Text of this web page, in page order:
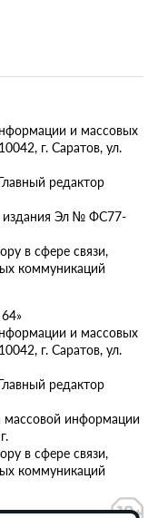
и массовых
г. Саратов, ул.
редактор
издания Эл № ФС77-
в сфере связи,
коммуникаций
и массовых
г. Саратов, ул.
редактор
массовой информации
в сфере связи,
коммуникаций